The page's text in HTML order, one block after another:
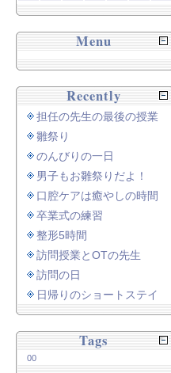
Menu
Recently
担任の先生の最後の授業
雛祭り
のんびりの一日
男子もお雛祭りだよ！
口腔ケアは癒やしの時間
卒業式の練習
整形5時間
訪問授業とOTの先生
訪問の日
日帰りのショートステイ
Tags
00